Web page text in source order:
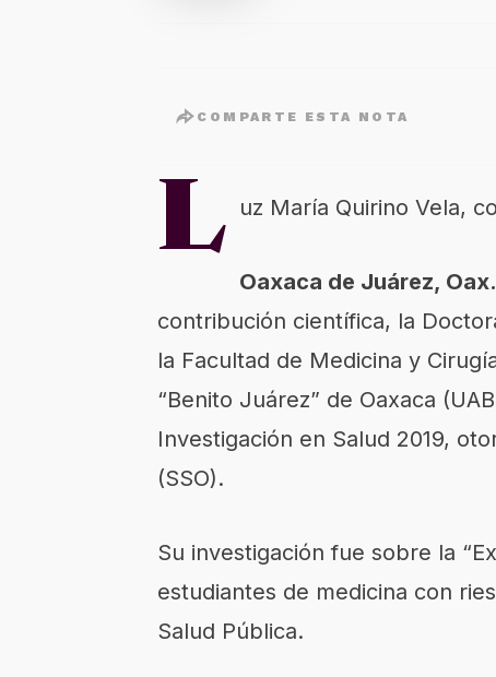
COMPARTE ESTA NOTA
L uz María Quirino Vela,
Oaxaca de Juárez,
contribución científica, la
la Facultad de Medicina y
“Benito Juárez” de Oaxaca
Investigación en Salud 2019,
(SSO).
Su investigación fue sobre la
estudiantes de medicina con
Salud Pública.